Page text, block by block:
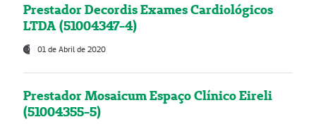
Prestador Decordis Exames Cardiológicos
LTDA (51004347-4)
01 de Abril de 2020
Prestador Mosaicum Espaço Clínico Eireli
(51004355-5)